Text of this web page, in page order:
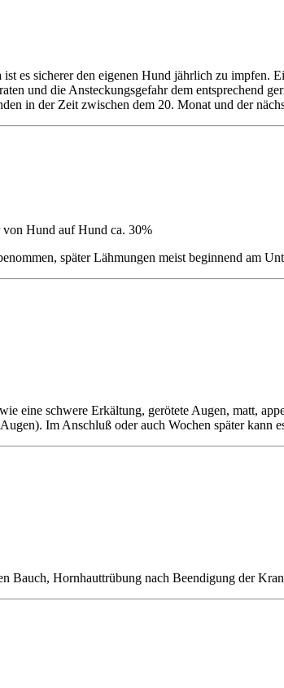
es sicherer den eigenen Hund jährlich zu impfen.
und die Ansteckungsgefahr dem entsprechend
in der Zeit zwischen dem 20. Monat und der
von Hund auf Hund ca. 30%
später Lähmungen meist beginnend am
eine schwere Erkältung, gerötete Augen, matt,
Im Anschluß oder auch Wochen später kann
Bauch, Hornhauttrübung nach Beendigung der